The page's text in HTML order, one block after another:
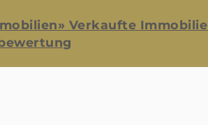
» Verkaufte